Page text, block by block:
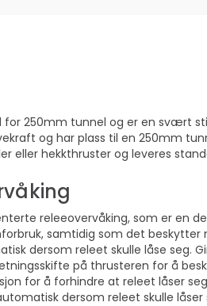
for 250mm tunnel og er en svært
og har plass til en 250mm
eller hekkthruster og leveres
releeovervåking, som er en
samtidig som det
dersom releet skulle låse seg.
på thrusteren for å
for å forhindre at releet låser seg
dersom releet skulle låser